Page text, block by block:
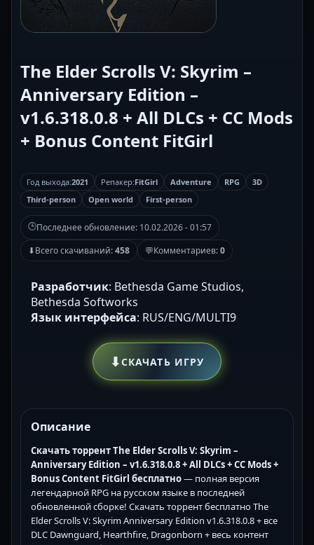
The Elder Scrolls V: Skyrim –
Anniversary Edition –
v1.6.318.0.8 + All DLCs + CC Mods
+ Bonus Content FitGirl
Год выхода:2021 Репакер:FitGirl Adventure RPG
3D
Third-person
Open world First-person
🕒Последнее обновление: 10.02.2026 - 01:57
⬇Всего скачиваний:458 💬Комментариев:0
Разработчик: Bethesda Game Studios,
Bethesda Softworks
Язык интерфейса: RUS/ENG/MULTI9
⬇СКАЧАТЬ ИГРУ
Описание
Скачать торрент The Elder Scrolls V: Skyrim –
Anniversary Edition – v1.6.318.0.8 + All DLCs + CC Mods +
Bonus Content FitGirl бесплатно— полная версия
легендарной RPG на русском языке в последней
обновленной сборке! Скачать торрент бесплатно The
Elder Scrolls V: Skyrim Anniversary Edition v1.6.318.0.8 + все
DLC Dawnguard, Hearthfire, Dragonborn + весь контент